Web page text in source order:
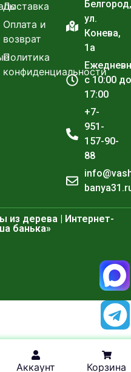
Аккаунт Корзина
Доставка
Оплата и
возврат
Политика
конфиденциальности
Белгород,
ул.
Конева,
1а
с 10:00 до
17:00
+7-
951-
157-90-
88
из дерева | Интернет-
банька»